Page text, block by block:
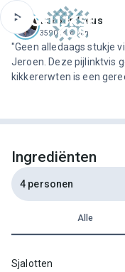
Jeroen Meus
3590 recepten
"Geen alledaags stukje
Jeroen. Deze pijlinktvis
kikkererwten is een
Ingrediënten
4 personen
Alle
Sjalotten